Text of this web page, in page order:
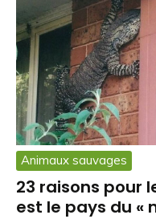
Animaux sauvages
23 raisons pour
est le pays du «